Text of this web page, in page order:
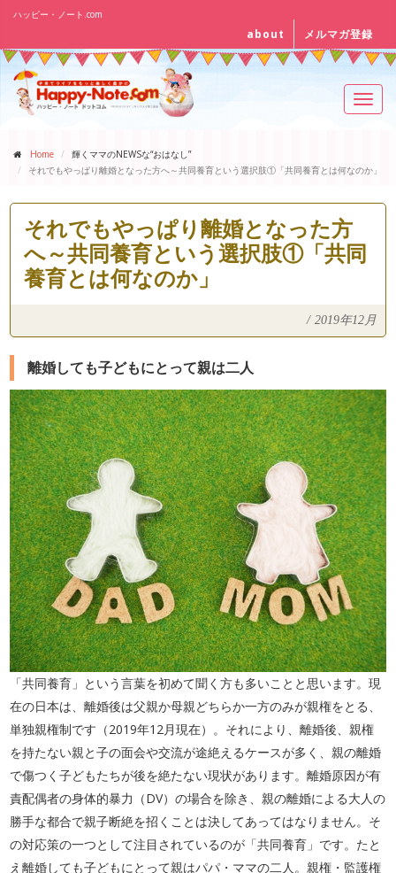
ハッピー・ノート.com
about メルマガ登録
Home
輝くママのNEWSな“おはなし”
それでもやっぱり離婚となった方へ～共同養育という選択肢①「共同養育とは何なのか」
それでもやっぱり離婚となった方
へ～共同養育という選択肢①「共同
養育とは何なのか」
/ 2019年12月
離婚しても子どもにとって親は二人
「共同養育」という言葉を初めて聞く方も多いことと思います。現
在の日本は、離婚後は父親か母親どちらか一方のみが親権をとる、
単独親権制です（2019年12月現在）。それにより、離婚後、親権
を持たない親と子の面会や交流が途絶えるケースが多く、親の離婚
で傷つく子どもたちが後を絶たない現状があります。離婚原因が有
責配偶者の身体的暴力（DV）の場合を除き、親の離婚による大人の
勝手な都合で親子断絶を招くことは決してあってはなりません。そ
の対応策の一つとして注目されているのが「共同養育」です。たと
え離婚しても子どもにとって親はパパ・ママの二人。親権・監護権